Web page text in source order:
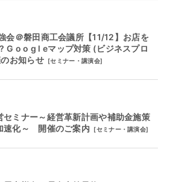
会＠磐田商工会議所【11/12】お店を
G o o g l eマップ対策 (ビジネスプロ
お知らせ [セミナー・講演会]
ミナー～経営革新計画や補助金施策
速化～ 開催のご案内 [セミナー・講演会]